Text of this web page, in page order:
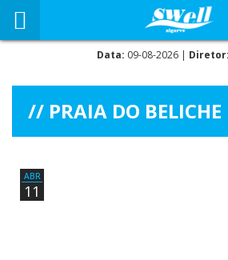
Data: 09-08-2026 | Diretor:
PRAIA DO BELICHE
ABR
11